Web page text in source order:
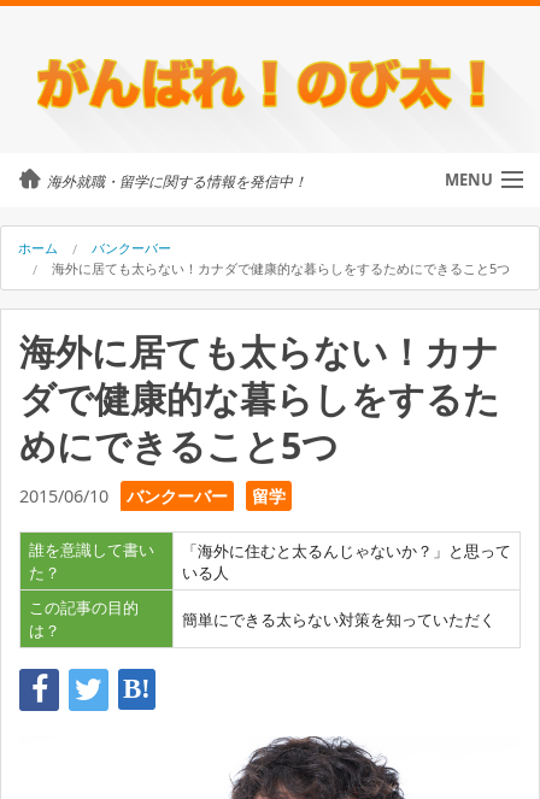
海外就職・留学に関する情報を発信中！ MENU
カテゴリ
のび太について
外国人に街頭インタビュー
海外就職・留学に関するご相談
ホーム
バンクーバー
海外に居ても太らない！カナダで健康的な暮らしをするためにできること5つ
海外に居ても太らない！カナ
ダで健康的な暮らしをするた
めにできること5つ
2015/06/10 バンクーバー 留学
誰を意識して書い
た？
「海外に住むと太るんじゃないか？」と思って
いる人
この記事の目的
は？
簡単にできる太らない対策を知っていただく